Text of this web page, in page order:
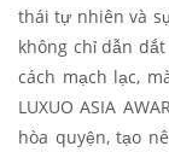
thái tự nhiên và
không chỉ dẫn
cách mạch lạc,
LUXUO ASIA
hòa quyện, tạo